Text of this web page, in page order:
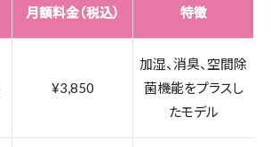
月額料金（税込） 特徴
¥3,850
加湿、消臭、空間除
菌機能をプラスし
たモデル